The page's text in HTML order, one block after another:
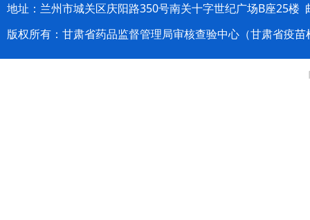
地址：兰州市城关区庆阳路350号南关十字世纪广场B座25
版权所有：甘肃省药品监督管理局审核查验中心（甘肃省疫